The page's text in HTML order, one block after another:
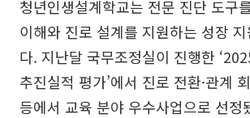
청년인생설계학교는 전문 진단 도구
이해와 진로 설계를 지원하는 성장
다. 지난달 국무조정실이 진행한
추진실적 평가’에서 진로 전환·관계
등에서 교육 분야 우수사업으로 선정